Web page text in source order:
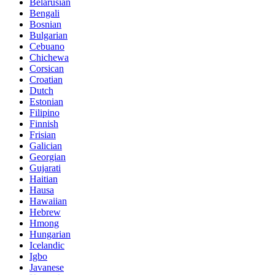
Belarusian
Bengali
Bosnian
Bulgarian
Cebuano
Chichewa
Corsican
Croatian
Dutch
Estonian
Filipino
Finnish
Frisian
Galician
Georgian
Gujarati
Haitian
Hausa
Hawaiian
Hebrew
Hmong
Hungarian
Icelandic
Igbo
Javanese